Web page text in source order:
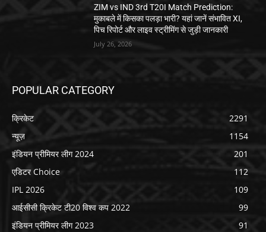
ZIM vs IND 3rd T20I Match Prediction:
मुकाबले में किसका पलड़ा भारी? यहां जानें संभावित XI,
पिच रिपोर्ट और लाइव स्ट्रीमिंग से जुड़ी जानकारी
July 26, 2026
POPULAR CATEGORY
क्रिकेट
2291
न्यूज़
1154
इंडियन प्रीमियर लीग 2024
201
एडिटर Choice
112
IPL 2026
109
आईसीसी क्रिकेट टी20 विश्व कप 2022
99
इंडियन प्रीमियर लीग 2023
91